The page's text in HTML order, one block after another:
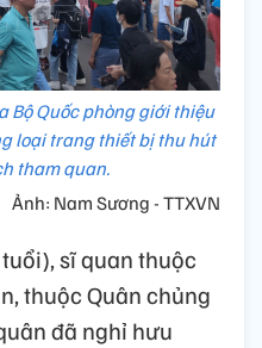
Bộ Quốc phòng giới thiệu
loại trang thiết bị thu hút
tham quan.
Ảnh: Nam Sương - TTXVN
sĩ quan thuộc
thuộc Quân chủng
đã nghỉ hưu